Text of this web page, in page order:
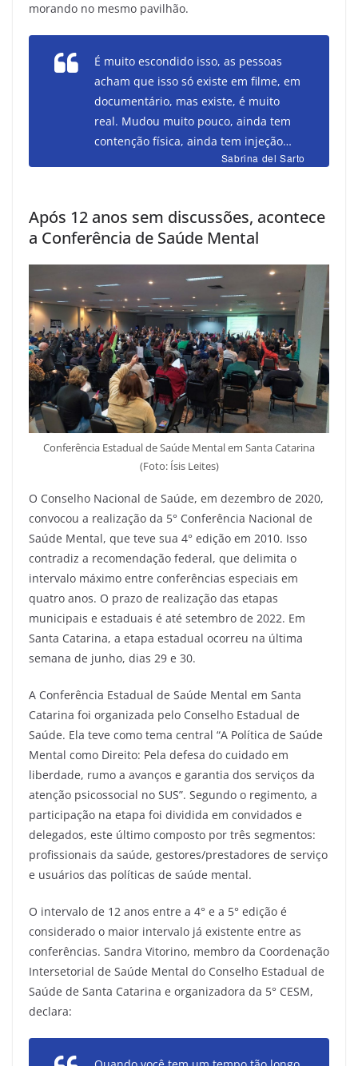
morando no mesmo pavilhão.
É muito escondido isso, as pessoas
acham que isso só existe em filme, em
documentário, mas existe, é muito
real. Mudou muito pouco, ainda tem
contenção física, ainda tem injeção…
Sabrina del Sarto
Após 12 anos sem discussões, acontece
a Conferência de Saúde Mental
Conferência Estadual de Saúde Mental em Santa Catarina
(Foto: Ísis Leites)
O Conselho Nacional de Saúde, em dezembro de 2020,
convocou a realização da 5° Conferência Nacional de
Saúde Mental, que teve sua 4° edição em 2010. Isso
contradiz a recomendação federal, que delimita o
intervalo máximo entre conferências especiais em
quatro anos. O prazo de realização das etapas
municipais e estaduais é até setembro de 2022. Em
Santa Catarina, a etapa estadual ocorreu na última
semana de junho, dias 29 e 30.
A Conferência Estadual de Saúde Mental em Santa
Catarina foi organizada pelo Conselho Estadual de
Saúde. Ela teve como tema central “A Política de Saúde
Mental como Direito: Pela defesa do cuidado em
liberdade, rumo a avanços e garantia dos serviços da
atenção psicossocial no SUS”. Segundo o regimento, a
participação na etapa foi dividida em convidados e
delegados, este último composto por três segmentos:
profissionais da saúde, gestores/prestadores de serviço
e usuários das políticas de saúde mental.
O intervalo de 12 anos entre a 4° e a 5° edição é
considerado o maior intervalo já existente entre as
conferências. Sandra Vitorino, membro da Coordenação
Intersetorial de Saúde Mental do Conselho Estadual de
Saúde de Santa Catarina e organizadora da 5° CESM,
declara: